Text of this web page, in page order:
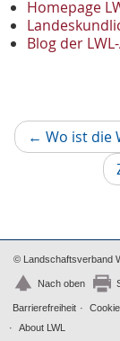
September 2
August 1
Mai 1
2022
Oktober 1
1
2021
Oktober
September
Homepage
Blog der
← Wo ist die
© Landschaftsverband
Nach oben
Barrierefreiheit
About LWL